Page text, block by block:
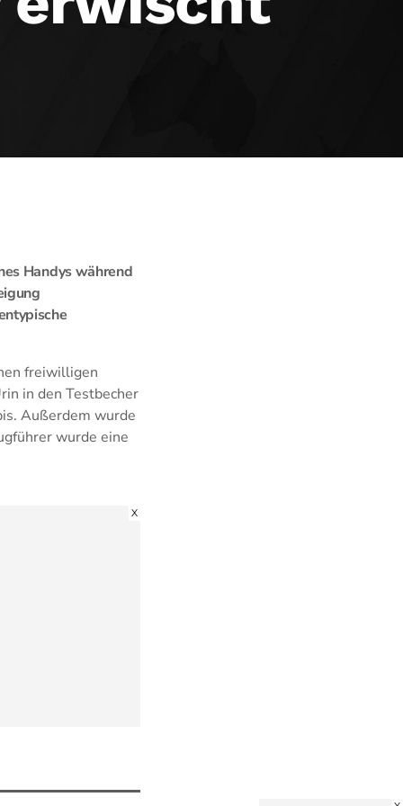
Handys während
freiwilligen
in den Testbecher
Außerdem wurde
wurde eine
X